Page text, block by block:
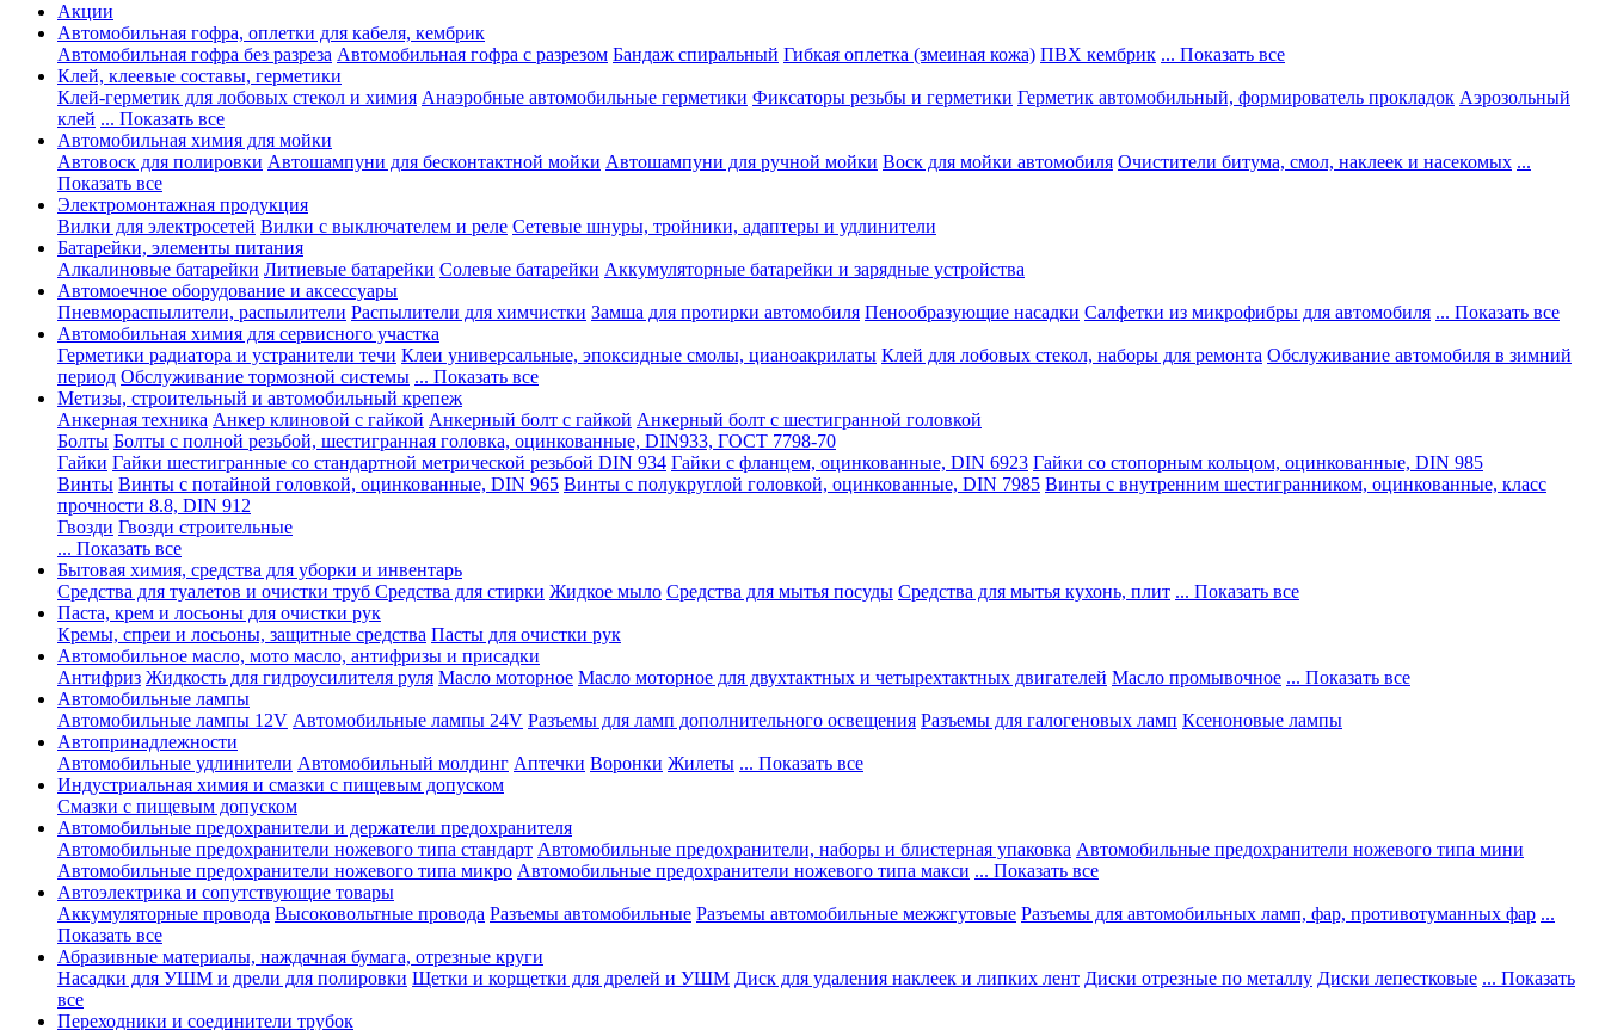
Акции
Автомобильная гофра, оплетки для кабеля, кембрик
Автомобильная гофра без разреза Автомобильная гофра с разрезом Бандаж спиральный Гибкая оплетка (змеиная кожа) ПВХ кембрик ... Показать все
Клей, клеевые составы, герметики
Клей-герметик для лобовых стекол и химия Анаэробные автомобильные герметики Фиксаторы резьбы и герметики Герметик автомобильный, формирователь прокладок Аэрозольный
клей ... Показать все
Автомобильная химия для мойки
Автовоск для полировки Автошампуни для бесконтактной мойки Автошампуни для ручной мойки Воск для мойки автомобиля Очистители битума, смол, наклеек и насекомых ...
Показать все
Электромонтажная продукция
Вилки для электросетей Вилки с выключателем и реле Сетевые шнуры, тройники, адаптеры и удлинители
Батарейки, элементы питания
Алкалиновые батарейки Литиевые батарейки Солевые батарейки Аккумуляторные батарейки и зарядные устройства
Автомоечное оборудование и аксессуары
Пневмораспылители, распылители Распылители для химчистки Замша для протирки автомобиля Пенообразующие насадки Салфетки из микрофибры для автомобиля ... Показать все
Автомобильная химия для сервисного участка
Герметики радиатора и устранители течи Клеи универсальные, эпоксидные смолы, цианоакрилаты Клей для лобовых стекол, наборы для ремонта Обслуживание автомобиля в зимний
период Обслуживание тормозной системы ... Показать все
Метизы, строительный и автомобильный крепеж
Анкерная техника Анкер клиновой с гайкой Анкерный болт с гайкой Анкерный болт с шестигранной головкой
Болты Болты с полной резьбой, шестигранная головка, оцинкованные, DIN933, ГОСТ 7798-70
Гайки Гайки шестигранные со стандартной метрической резьбой DIN 934 Гайки с фланцем, оцинкованные, DIN 6923 Гайки со стопорным кольцом, оцинкованные, DIN 985
Винты Винты с потайной головкой, оцинкованные, DIN 965 Винты с полукруглой головкой, оцинкованные, DIN 7985 Винты с внутренним шестигранником, оцинкованные, класс
прочности 8.8, DIN 912
Гвозди Гвозди строительные
... Показать все
Бытовая химия, средства для уборки и инвентарь
Средства для туалетов и очистки труб Средства для стирки Жидкое мыло Средства для мытья посуды Средства для мытья кухонь, плит ... Показать все
Паста, крем и лосьоны для очистки рук
Кремы, спреи и лосьоны, защитные средства Пасты для очистки рук
Автомобильное масло, мото масло, антифризы и присадки
Антифриз Жидкость для гидроусилителя руля Масло моторное Масло моторное для двухтактных и четырехтактных двигателей Масло промывочное ... Показать все
Автомобильные лампы
Автомобильные лампы 12V Автомобильные лампы 24V Разъемы для ламп дополнительного освещения Разъемы для галогеновых ламп Ксеноновые лампы
Автопринадлежности
Автомобильные удлинители Автомобильный молдинг Аптечки Воронки Жилеты ... Показать все
Индустриальная химия и смазки с пищевым допуском
Смазки с пищевым допуском
Автомобильные предохранители и держатели предохранителя
Автомобильные предохранители ножевого типа стандарт Автомобильные предохранители, наборы и блистерная упаковка Автомобильные предохранители ножевого типа мини
Автомобильные предохранители ножевого типа микро Автомобильные предохранители ножевого типа макси ... Показать все
Автоэлектрика и сопутствующие товары
Аккумуляторные провода Высоковольтные провода Разъемы автомобильные Разъемы автомобильные межжгутовые Разъемы для автомобильных ламп, фар, противотуманных фар ...
Показать все
Абразивные материалы, наждачная бумага, отрезные круги
Насадки для УШМ и дрели для полировки Щетки и корщетки для дрелей и УШМ Диск для удаления наклеек и липких лент Диски отрезные по металлу Диски лепестковые ... Показать
все
Переходники и соединители трубок